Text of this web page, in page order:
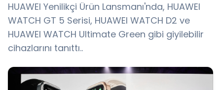
HUAWEI Yenilikçi Ürün Lansmanı'nda, HUAWEI
WATCH GT 5 Serisi, HUAWEI WATCH D2 ve
HUAWEI WATCH Ultimate Green gibi giyilebilir
cihazlarını tanıttı..